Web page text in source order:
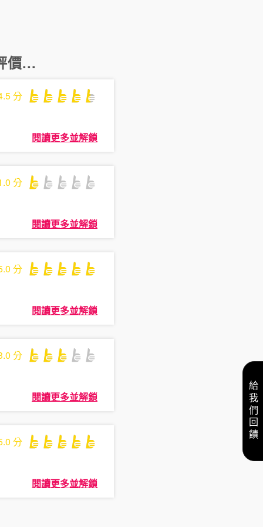
價...
分
閱讀更多並解鎖
分
閱讀更多並解鎖
分
閱讀更多並解鎖
分
閱讀更多並解鎖
分
閱讀更多並解鎖
給我們回饋